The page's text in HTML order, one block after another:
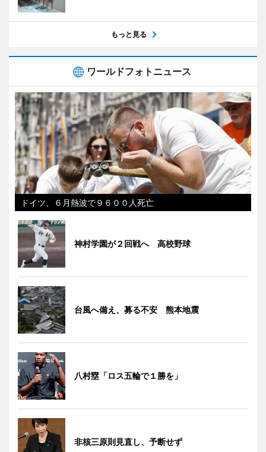
もっと見る
ワールドフォトニュース
ドイツ、６月熱波で９６００人死亡
神村学園が２回戦へ 高校野球
台風へ備え、募る不安 熊本地震
八村塁「ロス五輪で１勝を」
非核三原則見直し、予断せず